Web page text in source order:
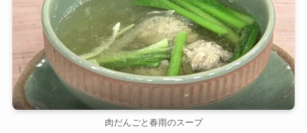
肉だんごと春雨のスープ